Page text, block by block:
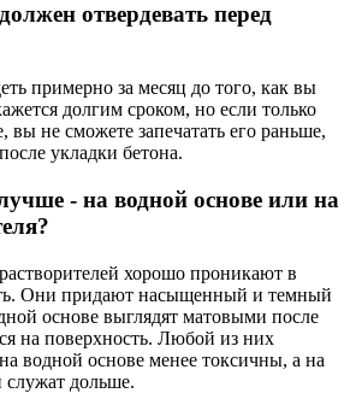
отвердевать перед
примерно за месяц до того, как вы
долгим сроком, но если только
вы не сможете запечатать его раньше,
укладки бетона.
- на водной основе или на
хорошо проникают в
Они придают насыщенный и темный
основе выглядят матовыми после
на поверхность. Любой из них
водной основе менее токсичны, а на
служат дольше.